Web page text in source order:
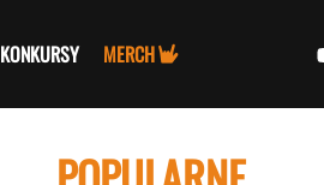
KONKURSY MERCH